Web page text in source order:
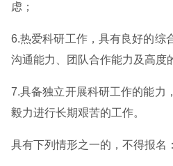
虑；
6.热爱科研工作，具有良好的综
沟通能力、团队合作能力及高度
7.具备独立开展科研工作的能力
毅力进行长期艰苦的工作。
具有下列情形之一的，不得报名：